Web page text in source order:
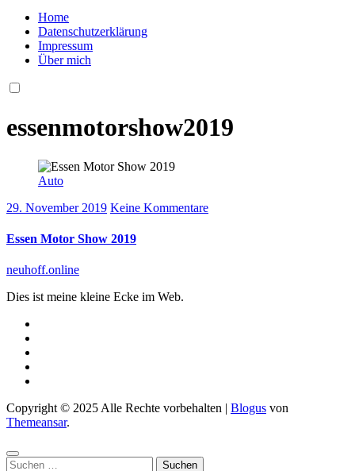
Home
Datenschutzerklärung
Impressum
Über mich
essenmotorshow2019
Auto
29. November 2019 Keine Kommentare
Essen Motor Show 2019
neuhoff.online
Dies ist meine kleine Ecke im Web.
Copyright © 2025 Alle Rechte vorbehalten | Blogus von
Themeansar.
Suchen